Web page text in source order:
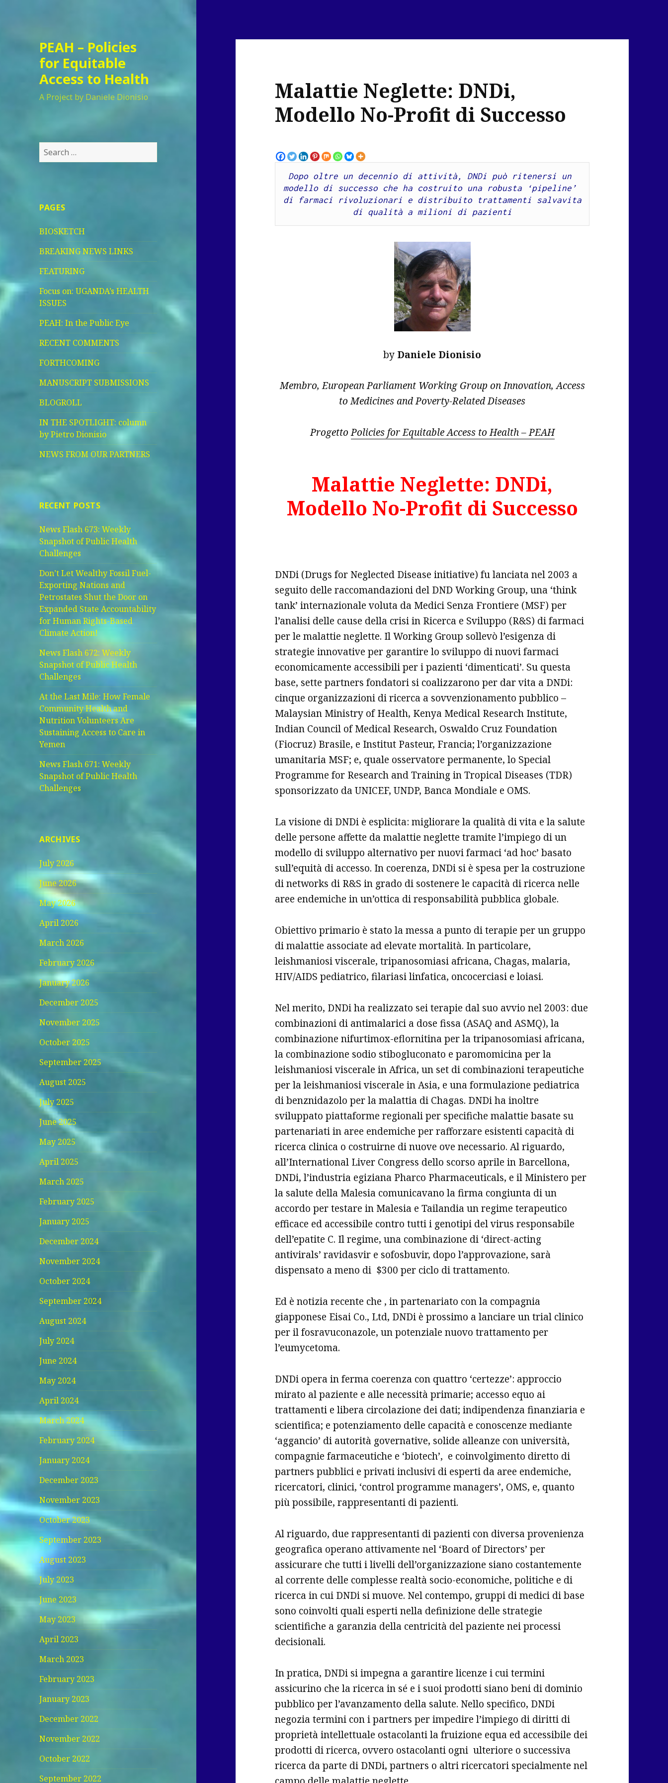
PEAH – Policies
for Equitable
Access to Health
A Project by Daniele Dionisio
Search
for:
PAGES
BIOSKETCH
BREAKING NEWS LINKS
FEATURING
Focus on: UGANDA’s HEALTH
ISSUES
PEAH: In the Public Eye
RECENT COMMENTS
FORTHCOMING
MANUSCRIPT SUBMISSIONS
BLOGROLL
IN THE SPOTLIGHT: column
by Pietro Dionisio
NEWS FROM OUR PARTNERS
RECENT POSTS
News Flash 673: Weekly
Snapshot of Public Health
Challenges
Don’t Let Wealthy Fossil Fuel-
Exporting Nations and
Petrostates Shut the Door on
Expanded State Accountability
for Human Rights-Based
Climate Action!
News Flash 672: Weekly
Snapshot of Public Health
Challenges
At the Last Mile: How Female
Community Health and
Nutrition Volunteers Are
Sustaining Access to Care in
Yemen
News Flash 671: Weekly
Snapshot of Public Health
Challenges
ARCHIVES
July 2026
June 2026
May 2026
April 2026
March 2026
February 2026
January 2026
December 2025
November 2025
October 2025
September 2025
August 2025
July 2025
June 2025
May 2025
April 2025
March 2025
February 2025
January 2025
December 2024
November 2024
October 2024
September 2024
August 2024
July 2024
June 2024
May 2024
April 2024
March 2024
February 2024
January 2024
December 2023
November 2023
October 2023
September 2023
August 2023
July 2023
June 2023
May 2023
April 2023
March 2023
February 2023
January 2023
December 2022
November 2022
October 2022
September 2022
Malattie Neglette: DNDi,
Modello No-Profit di Successo
Dopo oltre un decennio di attività, DNDi può ritenersi un
modello di successo che ha costruito una robusta ‘pipeline’
di farmaci rivoluzionari e distribuito trattamenti salvavita
di qualità a milioni di pazienti
by Daniele Dionisio
Membro, European Parliament Working Group on Innovation, Access
to Medicines and Poverty-Related Diseases
ProgettoPolicies for Equitable Access to Health – PEAH
Malattie Neglette: DNDi,
Modello No-Profit di Successo
DNDi (Drugs for Neglected Disease initiative) fu lanciata nel 2003 a
seguito delle raccomandazioni del DND Working Group, una ‘think
tank’ internazionale voluta da Medici Senza Frontiere (MSF) per
l’analisi delle cause della crisi in Ricerca e Sviluppo (R&S) di farmaci
per le malattie neglette. Il Working Group sollevò l’esigenza di
strategie innovative per garantire lo sviluppo di nuovi farmaci
economicamente accessibili per i pazienti ‘dimenticati’. Su questa
base, sette partners fondatori si coalizzarono per dar vita a DNDi:
cinque organizzazioni di ricerca a sovvenzionamento pubblico –
Malaysian Ministry of Health, Kenya Medical Research Institute,
Indian Council of Medical Research, Oswaldo Cruz Foundation
(Fiocruz) Brasile, e Institut Pasteur, Francia; l’organizzazione
umanitaria MSF; e, quale osservatore permanente, lo Special
Programme for Research and Training in Tropical Diseases (TDR)
sponsorizzato da UNICEF, UNDP, Banca Mondiale e OMS.
La visione di DNDi è esplicita: migliorare la qualità di vita e la salute
delle persone affette da malattie neglette tramite l’impiego di un
modello di sviluppo alternativo per nuovi farmaci ‘ad hoc’ basato
sull’equità di accesso. In coerenza, DNDi si è spesa per la costruzione
di networks di R&S in grado di sostenere le capacità di ricerca nelle
aree endemiche in un’ottica di responsabilità pubblica globale.
Obiettivo primario è stato la messa a punto di terapie per un gruppo
di malattie associate ad elevate mortalità. In particolare,
leishmaniosi viscerale, tripanosomiasi africana, Chagas, malaria,
HIV/AIDS pediatrico, filariasi linfatica, oncocerciasi e loiasi.
Nel merito, DNDi ha realizzato sei terapie dal suo avvio nel 2003: due
combinazioni di antimalarici a dose fissa (ASAQ and ASMQ), la
combinazione nifurtimox-eflornitina per la tripanosomiasi africana,
la combinazione sodio stibogluconato e paromomicina per la
leishmaniosi viscerale in Africa, un set di combinazioni terapeutiche
per la leishmaniosi viscerale in Asia, e una formulazione pediatrica
di benznidazolo per la malattia di Chagas. DNDi ha inoltre
sviluppato piattaforme regionali per specifiche malattie basate su
partenariati in aree endemiche per rafforzare esistenti capacità di
ricerca clinica o costruirne di nuove ove necessario. Al riguardo,
all’International Liver Congress dello scorso aprile in Barcellona,
DNDi, l’industria egiziana Pharco Pharmaceuticals, e il Ministero per
la salute della Malesia comunicavano la firma congiunta di un
accordo per testare in Malesia e Tailandia un regime terapeutico
efficace ed accessibile contro tutti i genotipi del virus responsabile
dell’epatite C. Il regime, una combinazione di ‘direct-acting
antivirals’ ravidasvir e sofosbuvir, dopo l’approvazione, sarà
dispensato a meno di $300 per ciclo di trattamento.
Ed è notizia recente che , in partenariato con la compagnia
giapponese Eisai Co., Ltd, DNDi è prossimo a lanciare un trial clinico
per il fosravuconazole, un potenziale nuovo trattamento per
l’eumycetoma.
DNDi opera in ferma coerenza con quattro ‘certezze’: approccio
mirato al paziente e alle necessità primarie; accesso equo ai
trattamenti e libera circolazione dei dati; indipendenza finanziaria e
scientifica; e potenziamento delle capacità e conoscenze mediante
‘aggancio’ di autorità governative, solide alleanze con università,
compagnie farmaceutiche e ‘biotech’, e coinvolgimento diretto di
partners pubblici e privati inclusivi di esperti da aree endemiche,
ricercatori, clinici, ‘control programme managers’, OMS, e, quanto
più possibile, rappresentanti di pazienti.
Al riguardo, due rappresentanti di pazienti con diversa provenienza
geografica operano attivamente nel ‘Board of Directors’ per
assicurare che tutti i livelli dell’organizzazione siano costantemente
al corrente delle complesse realtà socio-economiche, politiche e di
ricerca in cui DNDi si muove. Nel contempo, gruppi di medici di base
sono coinvolti quali esperti nella definizione delle strategie
scientifiche a garanzia della centricità del paziente nei processi
decisionali.
In pratica, DNDi si impegna a garantire licenze i cui termini
assicurino che la ricerca in sé e i suoi prodotti siano beni di dominio
pubblico per l’avanzamento della salute. Nello specifico, DNDi
negozia termini con i partners per impedire l’impiego di diritti di
proprietà intellettuale ostacolanti la fruizione equa ed accessibile dei
prodotti di ricerca, ovvero ostacolanti ogni ulteriore o successiva
ricerca da parte di DNDi, partners o altri ricercatori specialmente nel